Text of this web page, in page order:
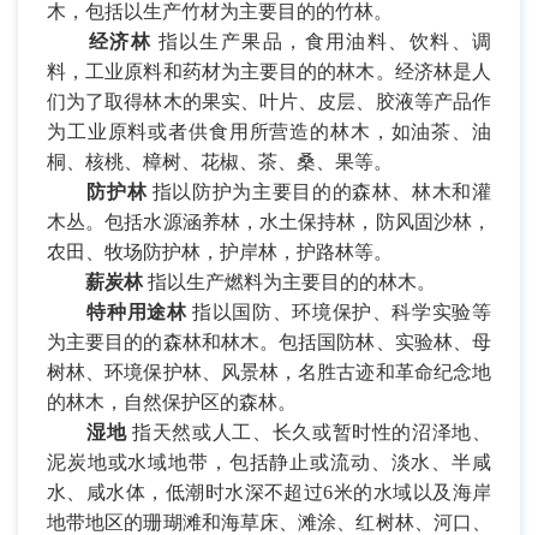
木，包括以生产竹材为主要目的的竹林。
经济林 指以生产果品，食用油料、饮料、调
料，工业原料和药材为主要目的的林木。经济林是人
们为了取得林木的果实、叶片、皮层、胶液等产品作
为工业原料或者供食用所营造的林木，如油茶、油
桐、核桃、樟树、花椒、茶、桑、果等。
防护林指以防护为主要目的的森林、林木和灌
木丛。包括水源涵养林，水土保持林，防风固沙林，
农田、牧场防护林，护岸林，护路林等。
薪炭林指以生产燃料为主要目的的林木。
特种用途林指以国防、环境保护、科学实验等
为主要目的的森林和林木。包括国防林、实验林、母
树林、环境保护林、风景林，名胜古迹和革命纪念地
的林木，自然保护区的森林。
湿地指天然或人工、长久或暂时性的沼泽地、
泥炭地或水域地带，包括静止或流动、淡水、半咸
水、咸水体，低潮时水深不超过6米的水域以及海岸
地带地区的珊瑚滩和海草床、滩涂、红树林、河口、